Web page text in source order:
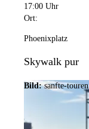
17:00 Uhr
Ort:
Phoenixplatz
Skywalk pur
Bild: sanfte-touren